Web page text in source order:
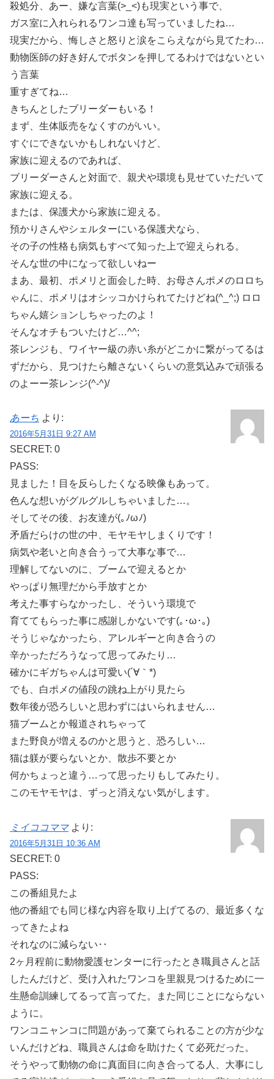
殺処分、あー、嫌な言葉(>_<)も現実という事で、
ガス室に入れられるワンコ達も写っていましたね…
現実だから、悔しさと怒りと涙をこらえながら見てたわ…
動物医師の好き好んでボタンを押してるわけではないとい
う言葉
重すぎてね…
きちんとしたブリーダーもいる！
まず、生体販売をなくすのがいい。
すぐにできないかもしれないけど、
家族に迎えるのであれば、
ブリーダーさんと対面で、親犬や環境も見せていただいて
家族に迎える。
または、保護犬から家族に迎える。
預かりさんやシェルターにいる保護犬なら、
その子の性格も病気もすべて知った上で迎えられる。
そんな世の中になって欲しいねー
まあ、最初、ポメリと面会した時、お母さんポメのロロち
ゃんに、ポメリはオシッコかけられてたけどね(^_^;) ロロ
ちゃん嬉ションしちゃったのよ！
そんなオチもついたけど…^^;
茶レンジも、ワイヤー級の赤い糸がどこかに繋がってるは
ずだから、見つけたら離さないくらいの意気込みで頑張る
のよーー茶レンジ(^-^)/
あーち より:
2016年5月31日 9:27 AM
SECRET: 0
PASS:
見ました！目を反らしたくなる映像もあって。
色んな想いがグルグルしちゃいました…。
そしてその後、お友達が(｡ﾉωﾉ)
矛盾だらけの世の中、モヤモヤしまくりです！
病気や老いと向き合うって大事な事で…
理解してないのに、ブームで迎えるとか
やっぱり無理だから手放すとか
考えた事すらなかったし、そういう環境で
育ててもらった事に感謝しかないです(｡･ω･｡)ゞ
そうじゃなかったら、アレルギーと向き合うの
辛かっただろうなって思ってみたり…
確かにギガちゃんは可愛い(´∀｀*)
でも、白ポメの値段の跳ね上がり見たら
数年後が恐ろしいと思わずにはいられません…
猫ブームとか報道されちゃって
また野良が増えるのかと思うと、恐ろしい…
猫は躾が要らないとか、散歩不要とか
何かちょっと違う…って思ったりもしてみたり。
このモヤモヤは、ずっと消えない気がします。
ミイココママ より:
2016年5月31日 10:36 AM
SECRET: 0
PASS:
この番組見たよ
他の番組でも同じ様な内容を取り上げてるの、最近多くな
ってきたよね
それなのに減らない‥
2ヶ月程前に動物愛護センターに行ったとき職員さんと話
したんだけど、受け入れたワンコを里親見つけるために一
生懸命訓練してるって言ってた。また同じことにならない
ように。
ワンコニャンコに問題があって棄てられることの方が少な
いんだけどね、職員さんは命を助けたくて必死だった。
そうやって動物の命に真面目に向き合ってる人、大事にし